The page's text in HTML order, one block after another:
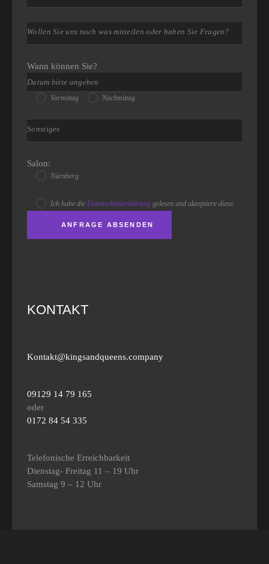
Wann können Sie?
Vormittag Nachmittag
Salon:
Nürnberg
Ich habe die Datenschutzerklärung gelesen und akzeptiere diese.
KONTAKT
Kontakt@kingsandqueens.company
09129 14 79 165
oder
0172 84 54 335
Telefonische Erreichbarkeit
Dienstag- Freitag 11 – 19 Uhr
Samstag 9 – 12 Uhr